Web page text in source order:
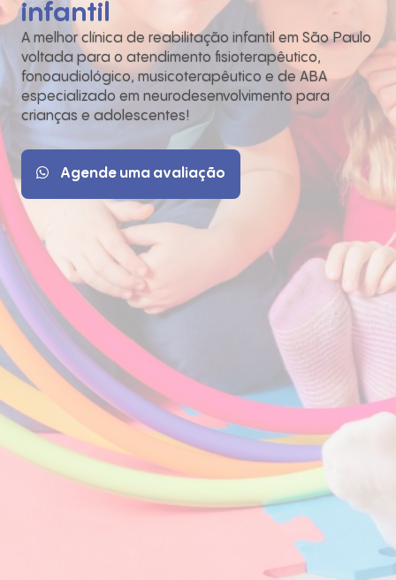
infantil
A melhor clínica de reabilitação infantil em São Paulo
voltada para o atendimento fisioterapêutico,
fonoaudiológico, musicoterapêutico e de ABA
especializado em neurodesenvolvimento para
crianças e adolescentes!
Agende uma avaliação